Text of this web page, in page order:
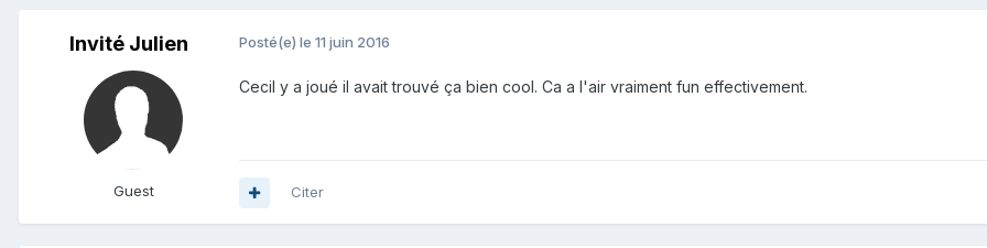
Invité Julien
Guest
Posté(e) le 11 juin 2016
Cecil y a joué il avait trouvé ça bien cool. Ca a l'air vraiment fun effectivement.
Citer